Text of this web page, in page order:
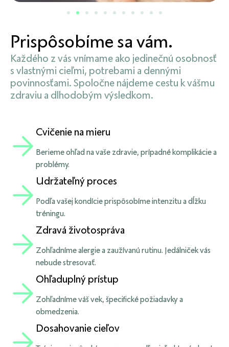
Prispôsobíme sa vám.
Každého z vás vnímame ako jedinečnú osobnosť
s vlastnými cieľmi, potrebami a dennými
povinnosťami. Spoločne nájdeme cestu k vášmu
zdraviu a dlhodobým výsledkom.
Cvičenie na mieru
Berieme ohľad na vaše zdravie, prípadné komplikácie a
problémy.
Udržateľný proces
Podľa vašej kondície prispôsobíme intenzitu a dĺžku
tréningu.
Zdravá životospráva
Zohľadníme alergie a zaužívanú rutinu. Jedálniček vás
nebude stresovať.
Ohľaduplný prístup
Zohľadníme váš vek, špecifické požiadavky a
obmedzenia.
Dosahovanie cieľov